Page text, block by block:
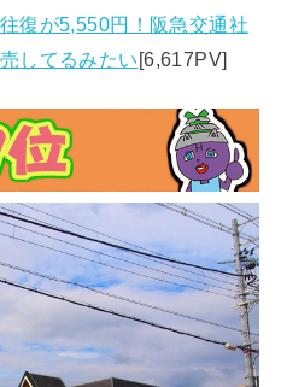
復が5,550円！阪急交通社
してるみたい [6,617PV]